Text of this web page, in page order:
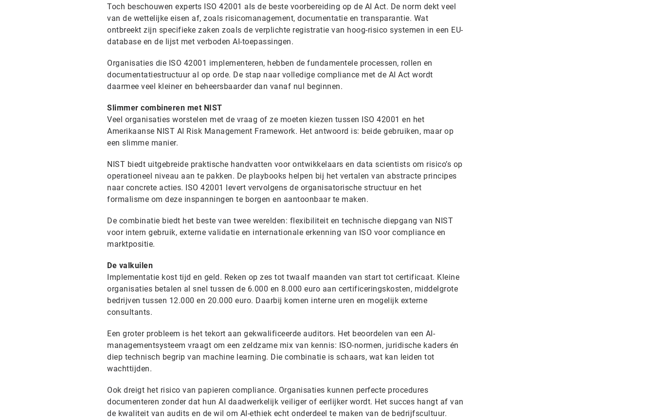
Toch beschouwen experts ISO 42001 als de beste voorbereiding op de AI Act. De norm dekt veel
van de wettelijke eisen af, zoals risicomanagement, documentatie en transparantie. Wat
ontbreekt zijn specifieke zaken zoals de verplichte registratie van hoog-risico systemen in een EU-
database en de lijst met verboden AI-toepassingen.
Organisaties die ISO 42001 implementeren, hebben de fundamentele processen, rollen en
documentatiestructuur al op orde. De stap naar volledige compliance met de AI Act wordt
daarmee veel kleiner en beheersbaarder dan vanaf nul beginnen.
Slimmer combineren met NIST
Veel organisaties worstelen met de vraag of ze moeten kiezen tussen ISO 42001 en het
Amerikaanse NIST AI Risk Management Framework. Het antwoord is: beide gebruiken, maar op
een slimme manier.
NIST biedt uitgebreide praktische handvatten voor ontwikkelaars en data scientists om risico’s op
operationeel niveau aan te pakken. De playbooks helpen bij het vertalen van abstracte principes
naar concrete acties. ISO 42001 levert vervolgens de organisatorische structuur en het
formalisme om deze inspanningen te borgen en aantoonbaar te maken.
De combinatie biedt het beste van twee werelden: flexibiliteit en technische diepgang van NIST
voor intern gebruik, externe validatie en internationale erkenning van ISO voor compliance en
marktpositie.
De valkuilen
Implementatie kost tijd en geld. Reken op zes tot twaalf maanden van start tot certificaat. Kleine
organisaties betalen al snel tussen de 6.000 en 8.000 euro aan certificeringskosten, middelgrote
bedrijven tussen 12.000 en 20.000 euro. Daarbij komen interne uren en mogelijk externe
consultants.
Een groter probleem is het tekort aan gekwalificeerde auditors. Het beoordelen van een AI-
managementsysteem vraagt om een zeldzame mix van kennis: ISO-normen, juridische kaders én
diep technisch begrip van machine learning. Die combinatie is schaars, wat kan leiden tot
wachttijden.
Ook dreigt het risico van papieren compliance. Organisaties kunnen perfecte procedures
documenteren zonder dat hun AI daadwerkelijk veiliger of eerlijker wordt. Het succes hangt af van
de kwaliteit van audits en de wil om AI-ethiek echt onderdeel te maken van de bedrijfscultuur.